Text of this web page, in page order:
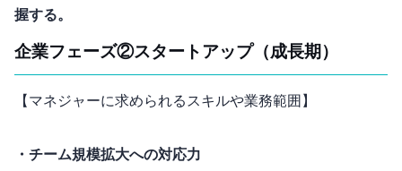
握する。
企業フェーズ② スタートアップ（成長期）
【マネジャーに求められるスキルや業務範囲】
・チーム規模拡大への対応力